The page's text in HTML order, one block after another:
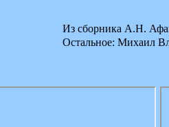
Из сборника А.Н.
Остальное: Михаил